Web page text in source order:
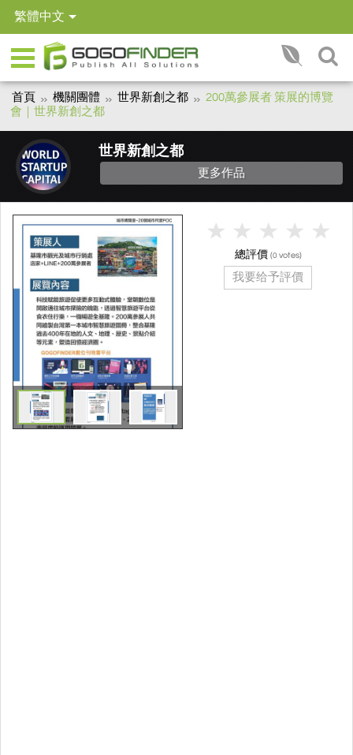
繁體中文
首頁 機關團體 世界新創之都
200萬參展者 策展的博覽
會｜世界新創之都
世界新創之都
更多作品
總評價 (0 votes)
我要给予評價